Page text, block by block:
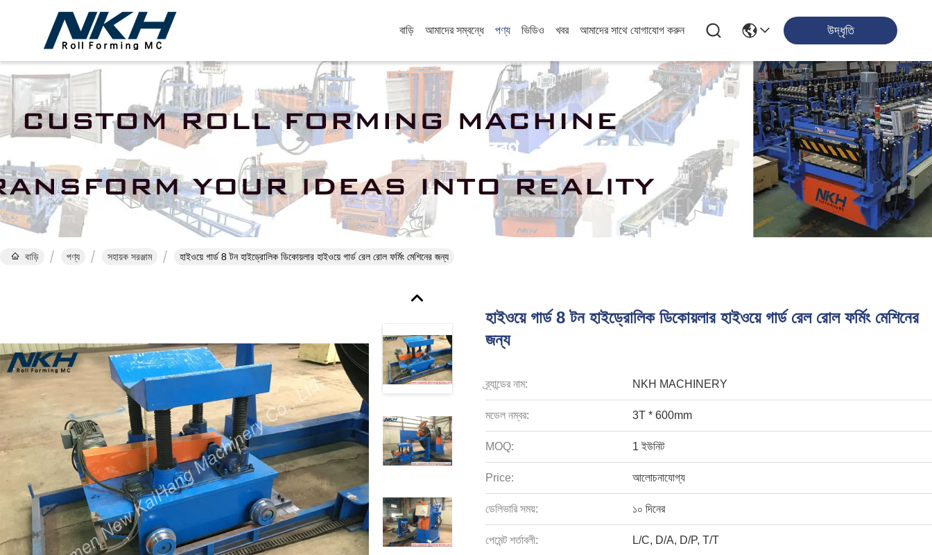
বাড়ি আমাদের সম্বন্ধে পণ্য ভিডিও খবর আমাদের সাথে যোগাযোগ করুন উদ্ধৃতি
পণ্যের বিবরণ
বাড়ি পণ্য সহায়ক সরঞ্জাম হাইওয়ে গার্ড 8 টন হাইড্রোলিক ডিকোয়লার হাইওয়ে গার্ড রেল রোল ফর্মিং মেশিনের জন্য
হাইওয়ে গার্ড 8 টন হাইড্রোলিক ডিকোয়লার হাইওয়ে গার্ড রেল রোল ফর্মিং মেশিনের
জন্য
ব্র্যান্ডের নাম: NKH MACHINERY
মডেল নম্বর: 3T * 600mm
MOQ: 1 ইউনিট
Price: আলোচনাযোগ্য
ডেলিভারি সময়: ১০ দিনের
পেমেন্ট শর্তাবলী: L/C, D/A, D/P, T/T